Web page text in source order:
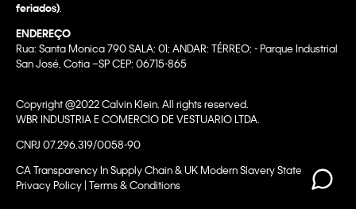
feriados)
ENDEREÇO
Rua: Santa Monica 790 SALA: 01; ANDAR: TÉRREO; - Parque Industrial
San José, Cotia –SP CEP: 06715-865
Copyright @2022 Calvin Klein. All rights reserved.
WBR INDUSTRIA E COMERCIO DE VESTUARIO LTDA.
CNPJ 07.296.319/0058-90
CA Transparency In Supply Chain & UK Modern Slavery Statement |
Privacy Policy | Terms & Conditions